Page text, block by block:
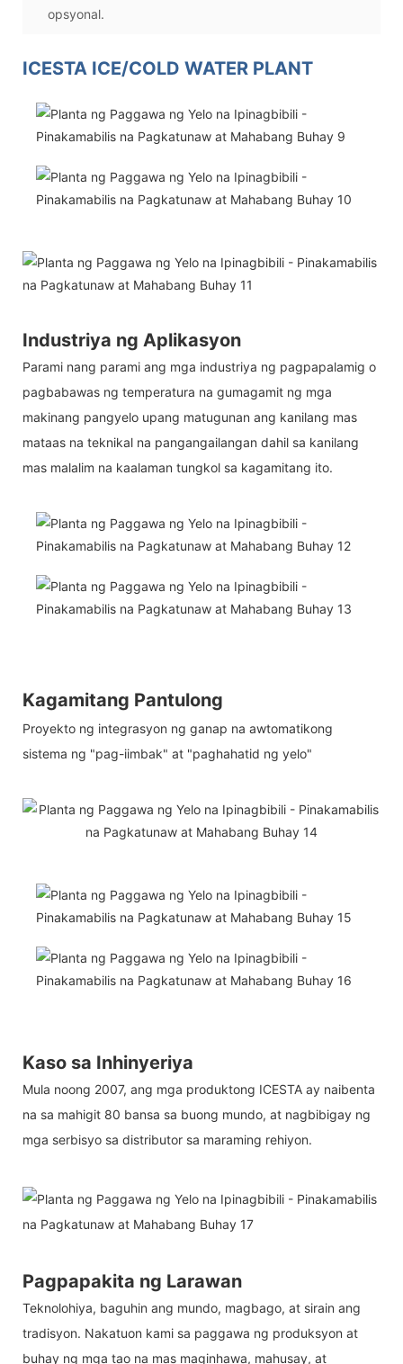
opsyonal.
ICESTA ICE/COLD WATER PLANT
Industriya ng Aplikasyon
Parami nang parami ang mga industriya ng pagpapalamig o
pagbabawas ng temperatura na gumagamit ng mga
makinang pangyelo upang matugunan ang kanilang mas
mataas na teknikal na pangangailangan dahil sa kanilang
mas malalim na kaalaman tungkol sa kagamitang ito.
Kagamitang Pantulong
Proyekto ng integrasyon ng ganap na awtomatikong
sistema ng "pag-iimbak" at "paghahatid ng yelo"
Kaso sa Inhinyeriya
Mula noong 2007, ang mga produktong ICESTA ay naibenta
na sa mahigit 80 bansa sa buong mundo, at nagbibigay ng
mga serbisyo sa distributor sa maraming rehiyon.
Pagpapakita ng Larawan
Teknolohiya, baguhin ang mundo, magbago, at sirain ang
tradisyon. Nakatuon kami sa paggawa ng produksyon at
buhay ng mga tao na mas maginhawa, mahusay, at